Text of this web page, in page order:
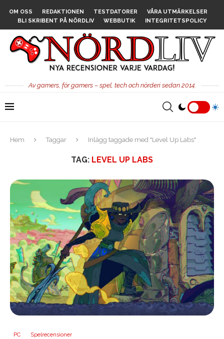
OM OSS REDAKTIONEN TESTDATORER
VÅRA UTMÄRKELSER
BLI SKRIBENT PÅ NÖRDLIV
WEBBUTIK INTEGRITETSPOLICY
Av gamers, för gamers – spel, tech och nörderi sedan 2014.
Hem Taggar Inlägg taggade med "Level Up Labs"
TAG: LEVEL UP LABS
PC Spelrecensioner